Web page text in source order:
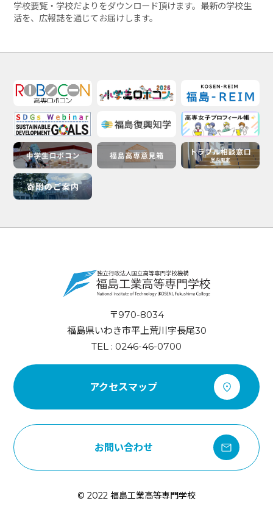
学校要覧・学校だよりをダウンロード頂けます。最新の学校生
活を、広報誌を通じてお届けします。
〒970-8034
福島県いわき市平上荒川字長尾30
TEL : 0246-46-0700
アクセスマップ
お問い合わせ
© 2022 福島工業高等専門学校